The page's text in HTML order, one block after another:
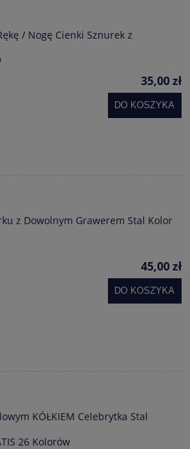
/ Nogę Cienki Sznurek z
35,00 zł
DO KOSZYKA
z Dowolnym Grawerem Stal Kolor
45,00 zł
DO KOSZYKA
KÓŁKIEM Celebrytka Stal
26 Kolorów